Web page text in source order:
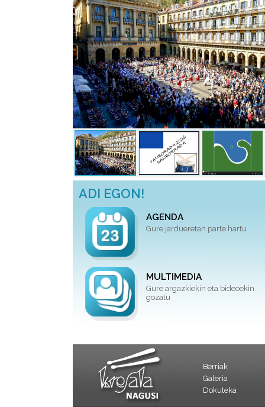
ADI EGON!
AGENDA
Gure jardueretan parte hartu
MULTIMEDIA
Gure argazkiekin eta bideoekin
gozatu
Berriak
Galeria
Dokuteka